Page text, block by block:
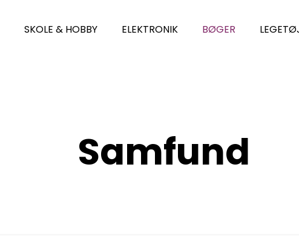
SKOLE & HOBBY ELEKTRONIK BØGER
Samfund